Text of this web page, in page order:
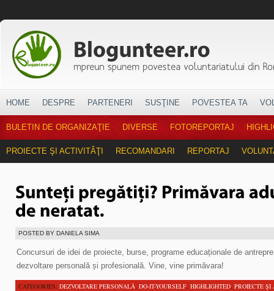
HOME DESPRE PARTENERI SUSŢINE POVESTEA TA
BULETIN DE ORGANIZAŢIE DIVERSE FOTOREPORTAJ
PROIECTE ŞI ACTIVITĂŢI RECOMANDARI REPORTAJ
POSTED BY DANIELA SIMA
Concursuri de idei de proiecte, burse, programe educaționale de
dezvoltare personală și profesională. Vine, vine primăvara!
CATEGORIES: DEZVOLTARE PERSONALĂ, DO-IT-YOURSELF, HIGHLIGHTED, PROIECTE ŞI